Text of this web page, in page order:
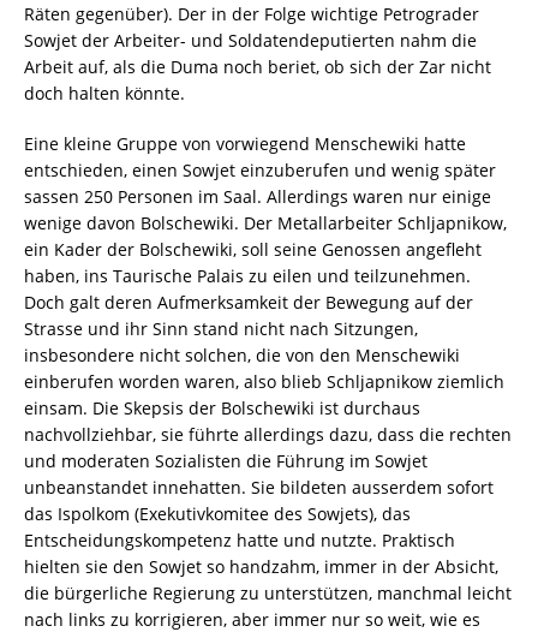
Räten gegenüber). Der in der Folge wichtige Petrograder
Sowjet der Arbeiter- und Soldatendeputierten nahm die
Arbeit auf, als die Duma noch beriet, ob sich der Zar nicht
doch halten könnte.
Eine kleine Gruppe von vorwiegend Menschewiki hatte
entschieden, einen Sowjet einzuberufen und wenig später
sassen 250 Personen im Saal. Allerdings waren nur einige
wenige davon Bolschewiki. Der Metallarbeiter Schljapnikow,
ein Kader der Bolschewiki, soll seine Genossen angefleht
haben, ins Taurische Palais zu eilen und teilzunehmen.
Doch galt deren Aufmerksamkeit der Bewegung auf der
Strasse und ihr Sinn stand nicht nach Sitzungen,
insbesondere nicht solchen, die von den Menschewiki
einberufen worden waren, also blieb Schljapnikow ziemlich
einsam. Die Skepsis der Bolschewiki ist durchaus
nachvollziehbar, sie führte allerdings dazu, dass die rechten
und moderaten Sozialisten die Führung im Sowjet
unbeanstandet innehatten. Sie bildeten ausserdem sofort
das Ispolkom (Exekutivkomitee des Sowjets), das
Entscheidungskompetenz hatte und nutzte. Praktisch
hielten sie den Sowjet so handzahm, immer in der Absicht,
die bürgerliche Regierung zu unterstützen, manchmal leicht
nach links zu korrigieren, aber immer nur so weit, wie es